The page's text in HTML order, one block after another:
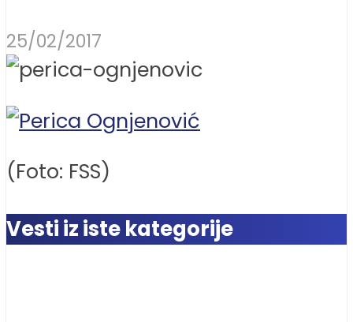
25/02/2017
(Foto: FSS)
Vesti iz iste kategorije